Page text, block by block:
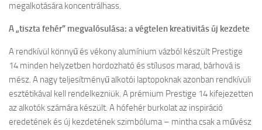
megalkotására koncentrálhass.
A „tiszta fehér” megvalósulása: a végtelen kreativitás új kezdete
A rendkívül könnyű és vékony alumínium vázból készült Prestige
14 minden helyzetben hordozható és stílusos marad, bárhová is
mész. A nagy teljesítményű alkotói laptopoknak azonban rendkívüli
esztétikával kell rendelkezniük. A prémium Prestige 14 kifejezetten
az alkotók számára készült. A hófehér burkolat az inspiráció
eredetének és új kezdetének szimbóluma – mintha csak a művész